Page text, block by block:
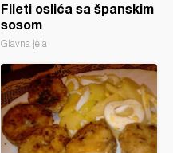
Fileti oslića sa španskim
sosom
Glavna jela